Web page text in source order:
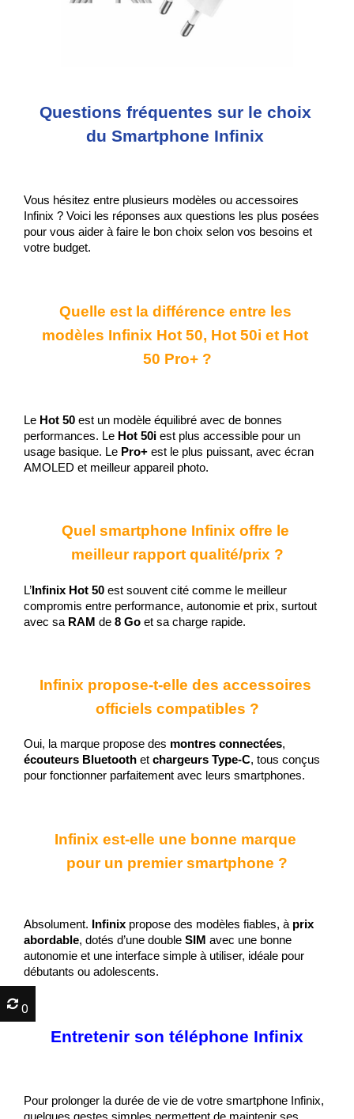
Questions fréquentes sur le choix
du Smartphone Infinix
Vous hésitez entre plusieurs modèles ou accessoires
Infinix ? Voici les réponses aux questions les plus posées
pour vous aider à faire le bon choix selon vos besoins et
votre budget.
Quelle est la différence entre les
modèles Infinix Hot 50, Hot 50i et Hot
50 Pro+ ?
Le Hot 50 est un modèle équilibré avec de bonnes
performances. Le Hot 50i est plus accessible pour un
usage basique. Le Pro+ est le plus puissant, avec écran
AMOLED et meilleur appareil photo.
Quel smartphone Infinix offre le
meilleur rapport qualité/prix ?
L’ Infinix Hot 50 est souvent cité comme le meilleur
compromis entre performance, autonomie et prix, surtout
avec sa RAM de 8 Go et sa charge rapide.
Infinix propose-t-elle des accessoires
officiels compatibles ?
Oui, la marque propose des montres connectées
écouteurs Bluetooth et chargeurs Type-C, tous conçus
pour fonctionner parfaitement avec leurs smartphones.
Infinix est-elle une bonne marque
pour un premier smartphone ?
Absolument. Infinix propose des modèles fiables, à prix
abordable, dotés d’une double SIM avec une bonne
autonomie et une interface simple à utiliser, idéale pour
débutants ou adolescents.
Entretenir son téléphone Infinix
Pour prolonger la durée de vie de votre smartphone Infinix,
0
0